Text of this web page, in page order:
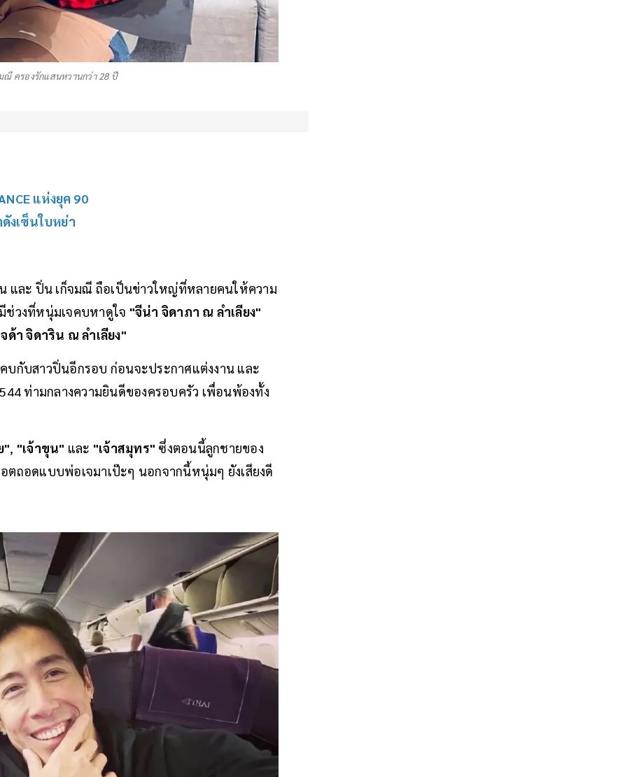
ณี ครองรักแสนหวานกว่า 28 ปี
แห่งยุค 90
งเซ็นใบหย่า
และ ปิ่น เก็จมณี ถือเป็นข่าวใหญ่ที่หลายคนให้ความ
ช่วงที่หนุ่มเจคบหาดูใจ "จีน่า จิดาภา ณ ลำเลียง"
ด้า จิดาริน ณ ลำเลียง"
บกับสาวปิ่นอีกรอบ ก่อนจะประกาศแต่งงาน และ
ท่ามกลางความยินดีของครอบครัว เพื่อนพ้องทั้ง
", "เจ้าขุน" และ "เจ้าสมุทร" ซึ่งตอนนี้ลูกชายของ
ถอดแบบพ่อเจมาเป๊ะๆ นอกจากนี้หนุ่มๆ ยังเสียงดี